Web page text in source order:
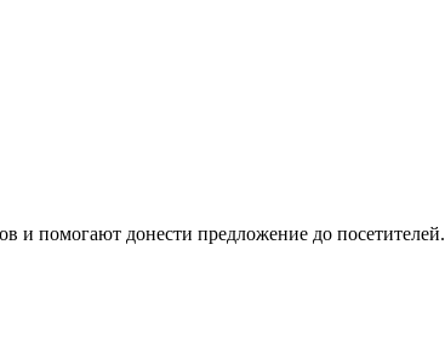
и помогают донести предложение до посетителей.